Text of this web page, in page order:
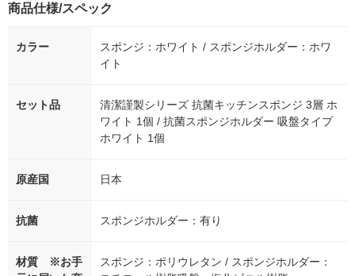
商品仕様/スペック
カラー
スポンジ：ホワイト / スポンジホルダー：ホワ
イト
セット品
清潔謹製シリーズ 抗菌キッチンスポンジ 3層 ホ
ワイト 1個 / 抗菌スポンジホルダー 吸盤タイプ
ホワイト 1個
原産国 日本
抗菌 スポンジホルダー：有り
材質 ※お手
スポンジ：ポリウレタン / スポンジホルダー：